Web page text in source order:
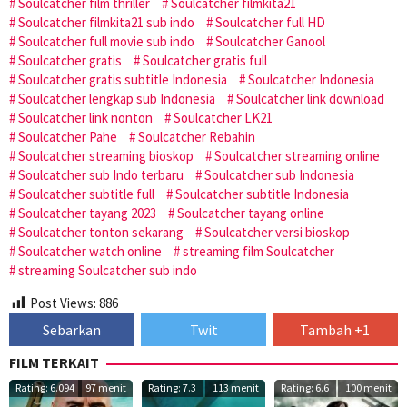
Soulcatcher filmkita21 sub indo
Soulcatcher full HD
Soulcatcher full movie sub indo
Soulcatcher Ganool
Soulcatcher gratis
Soulcatcher gratis full
Soulcatcher gratis subtitle Indonesia
Soulcatcher Indonesia
Soulcatcher lengkap sub Indonesia
Soulcatcher link download
Soulcatcher link nonton
Soulcatcher LK21
Soulcatcher Pahe
Soulcatcher Rebahin
Soulcatcher streaming bioskop
Soulcatcher streaming online
Soulcatcher sub Indo terbaru
Soulcatcher sub Indonesia
Soulcatcher subtitle full
Soulcatcher subtitle Indonesia
Soulcatcher tayang 2023
Soulcatcher tayang online
Soulcatcher tonton sekarang
Soulcatcher versi bioskop
Soulcatcher watch online
streaming film Soulcatcher
streaming Soulcatcher sub indo
Post Views: 886
Sebarkan Twit
Tambah +1
FILM TERKAIT
Rating: 6.094 97 menit Rating: 7.3 113 menit Rating: 6.6 100 menit